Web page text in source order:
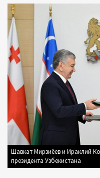
Шавкат Мирзиёев и Ираклий
президента Узбекистана